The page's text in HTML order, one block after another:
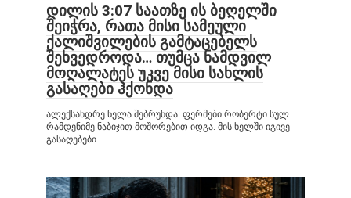
დილის 3:07 საათზე ის ბეღელში
შეიჭრა, რათა მისი სამეული
ქალიშვილების გამტაცებელს
შეხვედროდა… თუმცა ნამდვილ
მოღალატეს უკვე მისი სახლის
გასაღები ჰქონდა
ალექსანდრე ნელა შებრუნდა. ფერმები რობერტი სულ
რამდენიმე ნაბიჯით მოშორებით იდგა. მის ხელში იგივე
გასაღებები